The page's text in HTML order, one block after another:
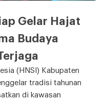
Gelar Hajat
Budaya
(HNSI) Kabupaten
tradisi tahunan
di kawasan